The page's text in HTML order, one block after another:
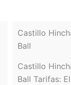
Castillo
Ball
Castillo
Ball Tarifas: